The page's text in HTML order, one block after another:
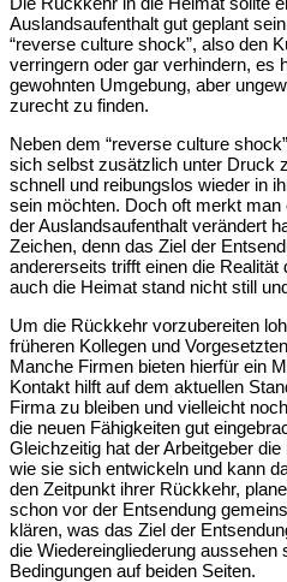
Auslandsaufenthalt gut geplant
“reverse culture shock”, also den
verringern oder gar verhindern, es
gewohnten Umgebung, aber
zurecht zu finden.
Neben dem “reverse culture
sich selbst zusätzlich unter Druck
schnell und reibungslos wieder in
sein möchten. Doch oft merkt
der Auslandsaufenthalt verändert
Zeichen, denn das Ziel der
andererseits trifft einen die
auch die Heimat stand nicht still
Um die Rückkehr vorzubereiten
früheren Kollegen und
Manche Firmen bieten hierfür ein
Kontakt hilft auf dem aktuellen
Firma zu bleiben und vielleicht
die neuen Fähigkeiten gut
Gleichzeitig hat der Arbeitgeber
wie sie sich entwickeln und kann
den Zeitpunkt ihrer Rückkehr,
schon vor der Entsendung
klären, was das Ziel der
die Wiedereingliederung
Bedingungen auf beiden Seiten.